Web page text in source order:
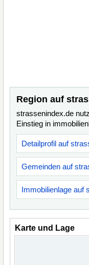
Region auf
strassenindex.de
Einstieg in
Detailprofil auf
Gemeinden auf
Immobilienlage auf
Karte und Lage